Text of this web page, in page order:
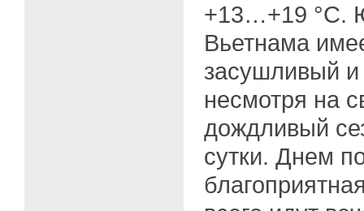
+13…+19 °C.
Вьетнама
засушливый
несмотря на
дождливый
сутки. Днем